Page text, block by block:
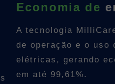
Economia de
A tecnologia
de operação e o uso
elétricas, gerando
em até 99,61%.